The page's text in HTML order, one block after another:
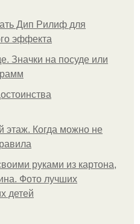
Дип Рилиф для
эффекта
Значки на посуде или
этаж. Когда можно не
руками из картона,
Фото лучших
детей